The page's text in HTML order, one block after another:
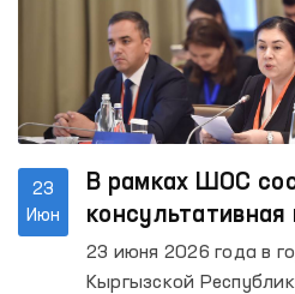
23
Июн
В рамках ШОС
консультативная
вопросам прав
23 июня 2026 года в
Кыргызской